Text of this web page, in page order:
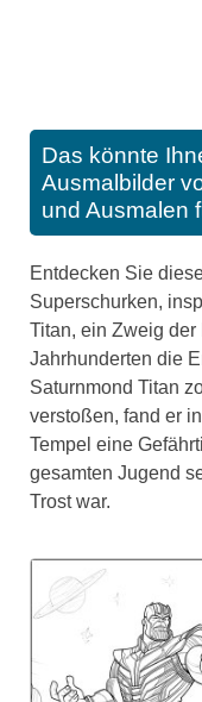
Das könnte
Ausmalbilder
und Ausmalen
Entdecken Sie
Superschurken,
Titan, ein Zweig
Jahrhunderten die
Saturnmond Titan
verstoßen, fand er
Tempel eine
gesamten Jugend
Trost war.